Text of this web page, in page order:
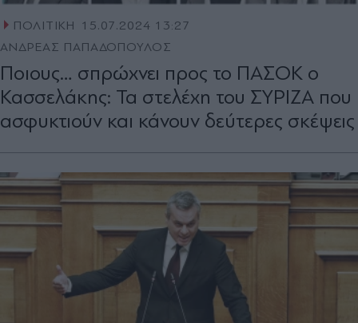
ΠΟΛΙΤΙΚΗ
15.07.2024 13:27
ΑΝΔΡΕΑΣ ΠΑΠΑΔΟΠΟΥΛΟΣ
Ποιους… σπρώχνει προς το ΠΑΣΟΚ ο
Κασσελάκης: Τα στελέχη του ΣΥΡΙΖΑ που
ασφυκτιούν και κάνουν δεύτερες σκέψεις